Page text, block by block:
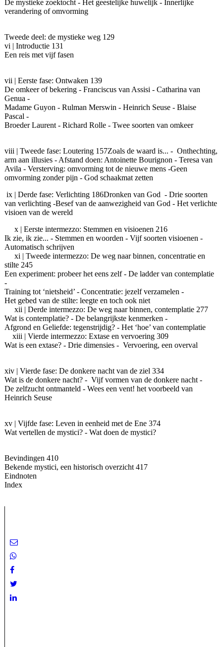
De mystieke zoektocht - Het geestelijke huwelijk - Innerlijke
verandering of omvorming
Tweede deel: de mystieke weg 129
vi | Introductie 131
Een reis met vijf fasen
vii | Eerste fase: Ontwaken 139
De omkeer of bekering - Franciscus van Assisi - Catharina van
Genua -
Madame Guyon - Rulman Merswin - Heinrich Seuse - Blaise
Pascal -
Broeder Laurent - Richard Rolle - Twee soorten van omkeer
viii | Tweede fase: Loutering 157Zoals de waard is... - Onthechting,
arm aan illusies - Afstand doen: Antoinette Bourignon - Teresa van
Avila - Versterving: omvorming tot de nieuwe mens -Geen
omvorming zonder pijn - God schaakmat zetten
ix | Derde fase: Verlichting 186Dronken van God - Drie soorten
van verlichting -Besef van de aanwezigheid van God - Het verlichte
visioen van de wereld
x | Eerste intermezzo: Stemmen en visioenen 216
Ik zie, ik zie... - Stemmen en woorden - Vijf soorten visioenen -
Automatisch schrijven
xi | Tweede intermezzo: De weg naar binnen, concentratie en
stilte 245
Een experiment: probeer het eens zelf - De ladder van contemplatie
-
Training tot ‘nietsheid’ - Concentratie: jezelf verzamelen -
Het gebed van de stilte: leegte en toch ook niet
xii | Derde intermezzo: De weg naar binnen, contemplatie 277
Wat is contemplatie? - De belangrijkste kenmerken -
Afgrond en Geliefde: tegenstrijdig? - Het ‘hoe’ van contemplatie
xiii | Vierde intermezzo: Extase en vervoering 309
Wat is een extase? - Drie dimensies - Vervoering, een overval
xiv | Vierde fase: De donkere nacht van de ziel 334
Wat is de donkere nacht? - Vijf vormen van de donkere nacht -
De zelfzucht ontmanteld - Wees een vent! het voorbeeld van
Heinrich Seuse
xv | Vijfde fase: Leven in eenheid met de Ene 374
Wat vertellen de mystici? - Wat doen de mystici?
Bevindingen 410
Bekende mystici, een historisch overzicht 417
Eindnoten
Index